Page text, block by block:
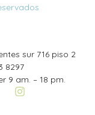
sur 716 piso 2
8297
9 am. – 18 pm.